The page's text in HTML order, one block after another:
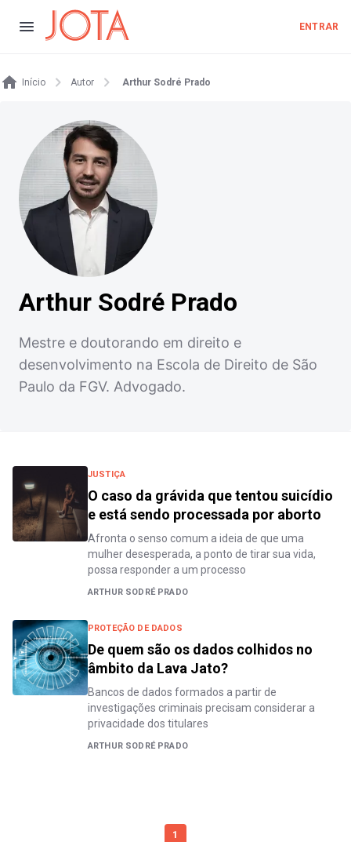
ENTRAR
Início Autor Arthur Sodré Prado
Arthur Sodré Prado
Mestre e doutorando em direito e
desenvolvimento na Escola de Direito de São
Paulo da FGV. Advogado.
JUSTIÇA
O caso da grávida que tentou suicídio
e está sendo processada por aborto
Afronta o senso comum a ideia de que uma
mulher desesperada, a ponto de tirar sua vida,
possa responder a um processo
ARTHUR SODRÉ PRADO
PROTEÇÃO DE DADOS
De quem são os dados colhidos no
âmbito da Lava Jato?
Bancos de dados formados a partir de
investigações criminais precisam considerar a
privacidade dos titulares
ARTHUR SODRÉ PRADO
1